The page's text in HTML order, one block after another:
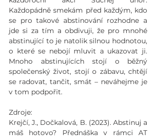
Každopádně smekám před každým, kdo
se pro takové abstinování rozhodne a
jde si za tím a obdivuji, že pro mnohé
abstinující to je natolik silnou hodnotou,
o které se nebojí mluvit a ukazovat ji.
Mnoho abstinujících stojí o běžný
společenský život, stojí o zábavu, chtějí
se radovat, tančit, smát – neváhejme je
v tom podpořit.
Zdroje:
Krejčí, J., Dočkalová, B. (2023). Abstinuj a
máš hotovo? Přednáška v rámci AT